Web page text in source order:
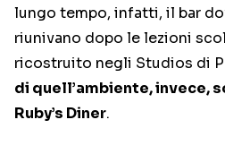
lungo tempo, infatti, il bar
riunivano dopo le lezioni
ricostruito negli Studios di
di quell’ambiente, invece,
Ruby’s Diner.